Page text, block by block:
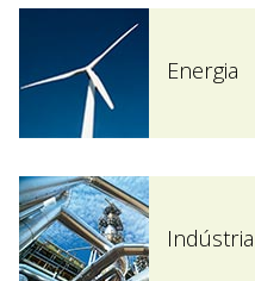
Energia
Indústria